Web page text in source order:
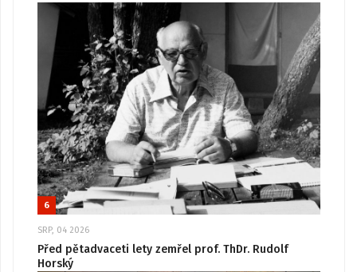
6
SRP, 04 2026
Před pětadvaceti lety zemřel prof. ThDr. Rudolf
Horský